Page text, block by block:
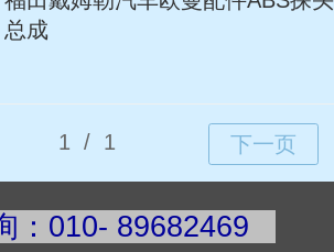
总成
：010- 89682469